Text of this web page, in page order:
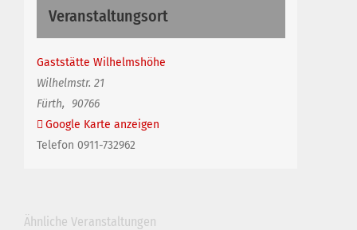
Veranstaltungsort
Gaststätte Wilhelmshöhe
Wilhelmstr. 21
Fürth,
90766
Google Karte anzeigen
Telefon 0911-732962
Ähnliche Veranstaltungen